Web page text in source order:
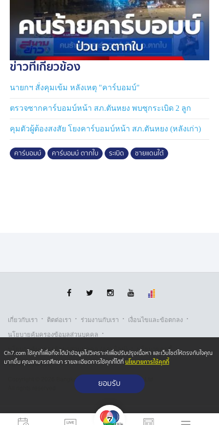
ข่าวที่เกี่ยวข้อง
นายกฯ สั่งคุมเข้ม หลังเหตุ "คาร์บอมบ์"
ตรวจซากคาร์บอมบ์หน้า สภ.ตันหยง พบซุกระเบิด 2 ลูก
คุมตัวผู้ต้องสงสัย โยงคาร์บอมบ์หน้า สภ.ตันหยง (หลังเก่า)
คาร์บอมบ์ คาร์บอมบ์ ตากใบ ระเบิด ชายแดนใต้
เกี่ยวกับเรา · ติตต่อเรา · ร่วมงานกับเรา · เงื่อนไขและข้อตกลง ·
นโยบายคุ้มครองข้อมูลส่วนบุคคล ·
นโยบายคุ้มครองข้อมูลส่วนบุคคล (ออนไลน์) · นโยบายคุกกี้ ·
รับเรื่องร้องเรียน
Copyright © 2026 Bangkok Broadcasting & T.V. Co.,Ltd.
Ch7.com ใช้คุกกี้เพื่อที่จะได้นำข้อมูลไปวิเคราะห์เพื่อปรับปรุงเนื้อหา และเว็บไซต์ให้ตรงกับใจคุณ
มากขึ้น คุณสามารถศึกษา รายละเอียดการใช้คุกกี้ได้ที่นโยบายการใช้คุกกี้
ยอมรับ